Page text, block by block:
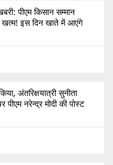
पीएम किसान सम्मान
खत्म! इस दिन खाते में आएंगे
अंतरिक्षयात्री सुनीता
पीएम नरेन्द्र मोदी की पोस्ट